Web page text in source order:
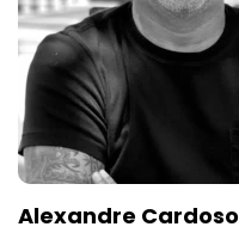
Alexandre Cardoso